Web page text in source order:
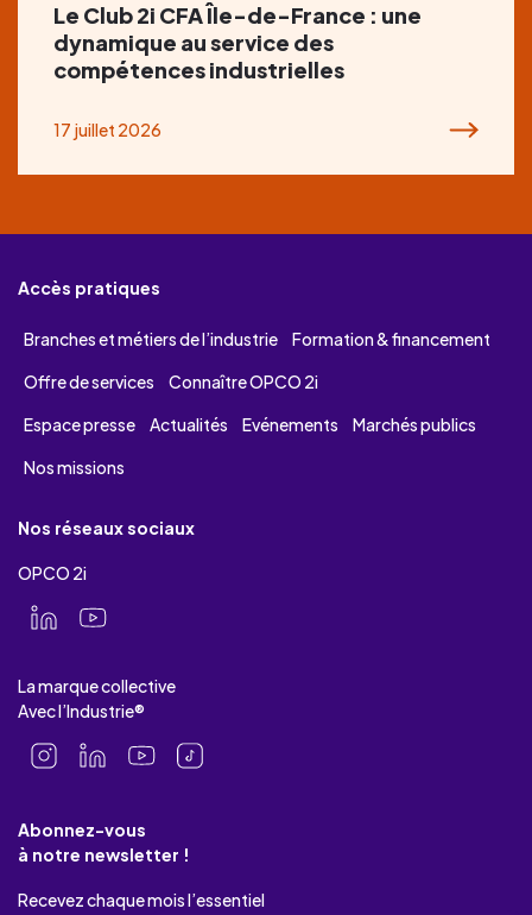
Le Club 2i CFA Île-de-France : une
dynamique au service des
compétences industrielles
17 juillet 2026
Accès pratiques
Branches et métiers de l’industrie
Formation & financement
Offre de services
Connaître OPCO 2i
Espace presse
Actualités Evénements
Marchés publics
Nos missions
Nos réseaux sociaux
OPCO 2i
La marque collective
Avec l’Industrie®
Abonnez-vous
à notre newsletter !
Recevez chaque mois l’essentiel